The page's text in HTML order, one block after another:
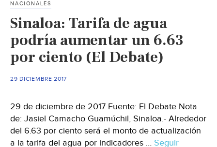
del
agua
(El
Debate)
NACIONALES
Sinaloa: Tarifa de agua
podría aumentar un 6.63
por ciento (El Debate)
29 DICIEMBRE 2017
29 de diciembre de 2017 Fuente: El Debate Nota
de: Jasiel Camacho Guamúchil, Sinaloa.- Alrededor
del 6.63 por ciento será el monto de actualización
a la tarifa del agua por indicadores … Seguir